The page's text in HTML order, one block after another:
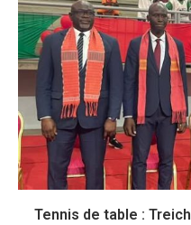
Tennis de table :